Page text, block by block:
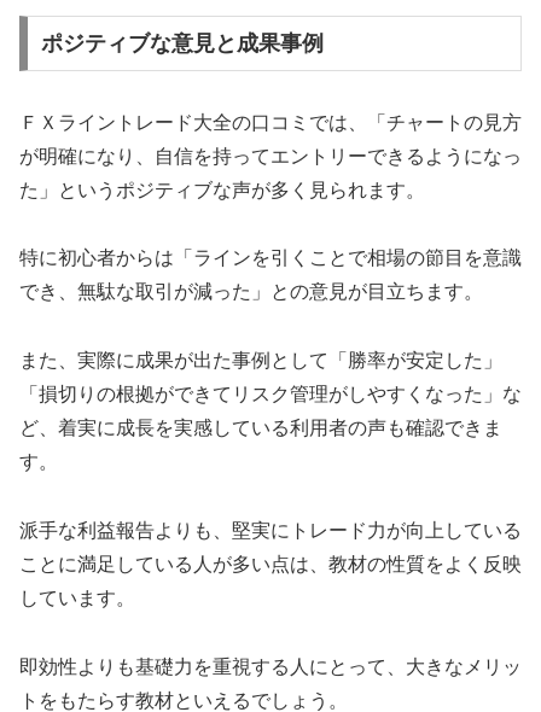
ポジティブな意見と成果事例
ＦＸライントレード大全の口コミでは、「チャートの見方
が明確になり、自信を持ってエントリーできるようになっ
た」というポジティブな声が多く見られます。
特に初心者からは「ラインを引くことで相場の節目を意識
でき、無駄な取引が減った」との意見が目立ちます。
また、実際に成果が出た事例として「勝率が安定した」
「損切りの根拠ができてリスク管理がしやすくなった」な
ど、着実に成長を実感している利用者の声も確認できま
す。
派手な利益報告よりも、堅実にトレード力が向上している
ことに満足している人が多い点は、教材の性質をよく反映
しています。
即効性よりも基礎力を重視する人にとって、大きなメリッ
トをもたらす教材といえるでしょう。